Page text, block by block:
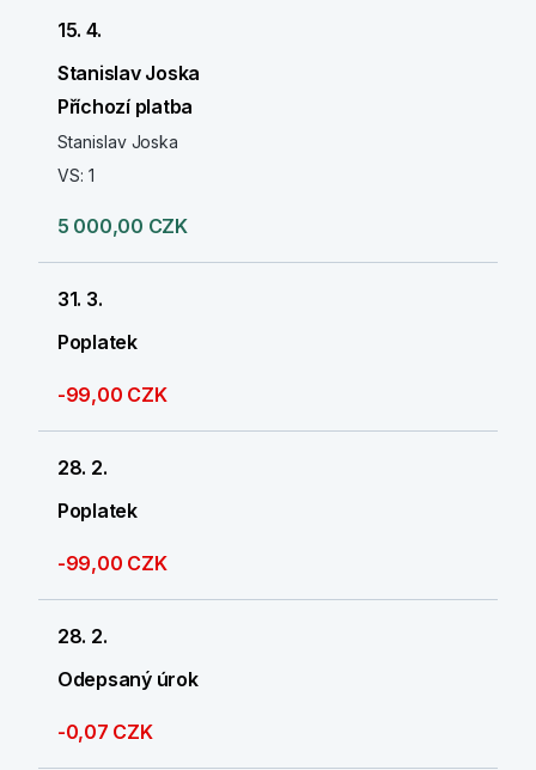
15. 4.
Stanislav Joska
Příchozí platba
Stanislav Joska
VS: 1
5 000,00 CZK
31. 3.
Poplatek
-99,00 CZK
28. 2.
Poplatek
-99,00 CZK
28. 2.
Odepsaný úrok
-0,07 CZK